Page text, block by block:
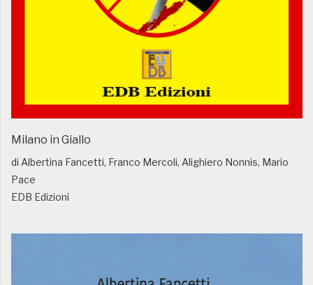
Milano in Giallo
di Albertina Fancetti, Franco Mercoli, Alighiero Nonnis, Mario
Pace
EDB Edizioni